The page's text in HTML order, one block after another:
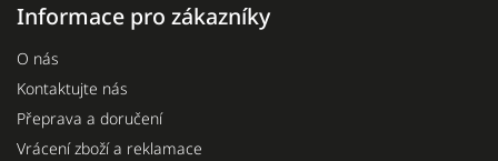
Informace pro zákazníky
O nás
Kontaktujte nás
Přeprava a doručení
Vrácení zboží a reklamace